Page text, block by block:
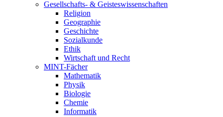
Gesellschafts- & Geisteswissenschaften
Religion
Geographie
Geschichte
Sozialkunde
Ethik
Wirtschaft und Recht
MINT-Fächer
Mathematik
Physik
Biologie
Chemie
Informatik